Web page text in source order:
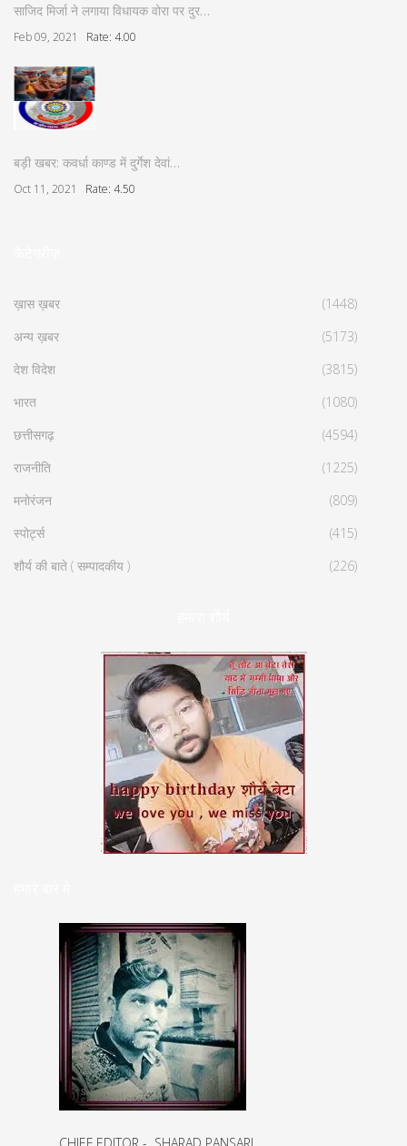
साजिद मिर्जा ने लगाया विधायक वोरा पर दुर…
Feb 09, 2021 Rate: 4.00
बड़ी खबर: कवर्धा काण्ड में दुर्गेश देवां…
Oct 11, 2021 Rate: 4.50
ख़ास ख़बर
(1448)
अन्य ख़बर
(5173)
देश विदेश
(3815)
भारत
(1080)
छत्तीसगढ़
(4594)
राजनीति
(1225)
मनोरंजन
(809)
स्पोर्ट्स
(415)
शौर्य की बाते ( सम्पादकीय )
(226)